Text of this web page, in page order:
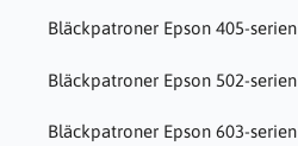
Bläckpatroner Epson 405-serien
Bläckpatroner Epson 502-serien
Bläckpatroner Epson 603-serien